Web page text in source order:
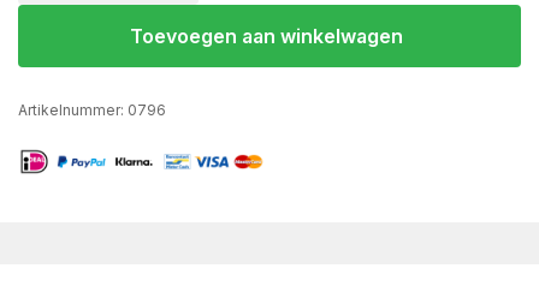
Toevoegen aan winkelwagen
Artikelnummer: 0796